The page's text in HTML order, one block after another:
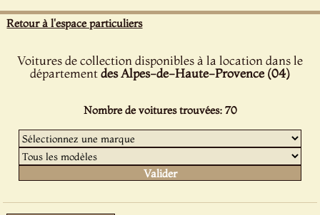
Retour à l'espace particuliers
Voitures de collection disponibles à la location dans le
départementdes Alpes-de-Haute-Provence (04)
Nombre de voitures trouvées: 70